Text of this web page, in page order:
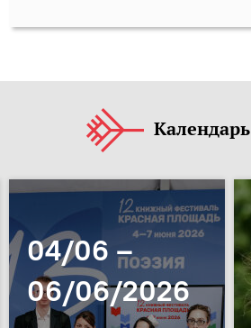
Календарь
04/06 –
06/06/2026